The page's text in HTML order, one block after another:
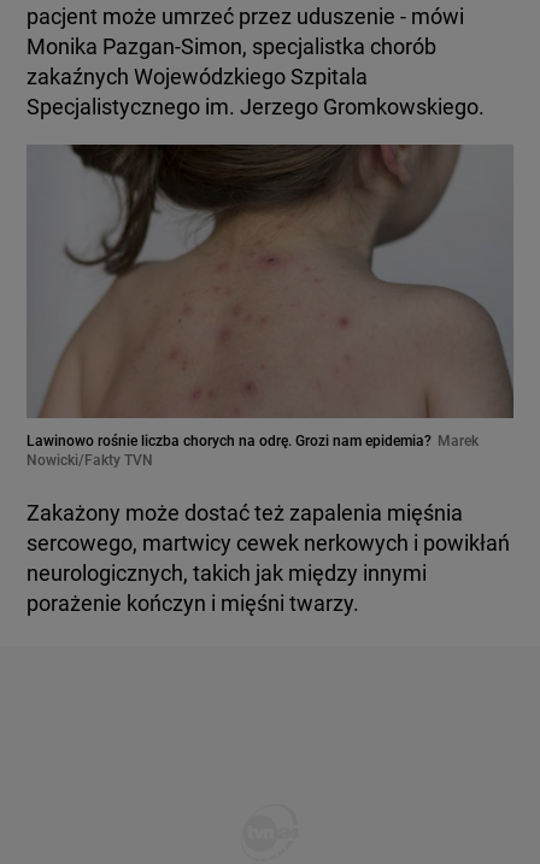
pacjent może umrzeć przez uduszenie - mówi
Monika Pazgan-Simon, specjalistka chorób
zakaźnych Wojewódzkiego Szpitala
Specjalistycznego im. Jerzego Gromkowskiego.
Lawinowo rośnie liczba chorych na odrę. Grozi nam epidemia? Marek
Nowicki/Fakty TVN
Zakażony może dostać też zapalenia mięśnia
sercowego, martwicy cewek nerkowych i powikłań
neurologicznych, takich jak między innymi
porażenie kończyn i mięśni twarzy.